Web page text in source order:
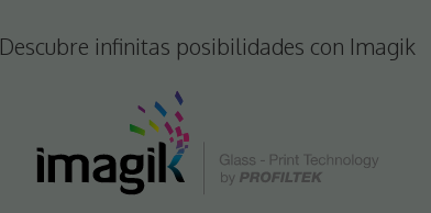
Descubre infinitas posibilidades con Imagik